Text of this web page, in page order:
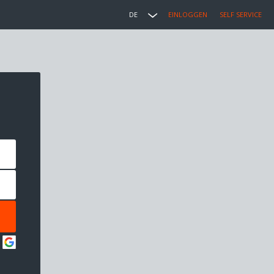
DE EINLOGGEN SELF SERVICE